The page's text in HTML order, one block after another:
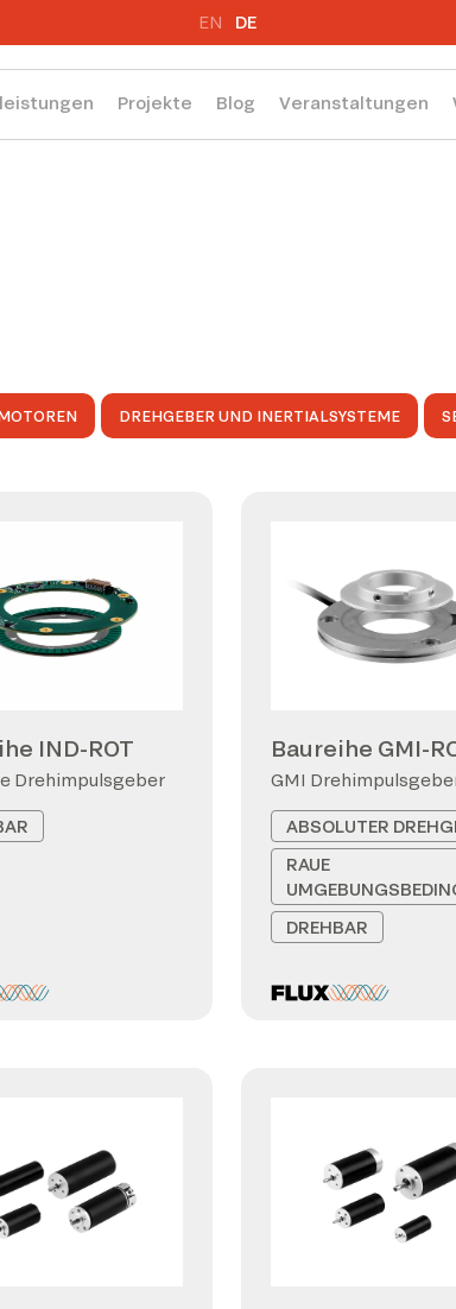
EN DE
Projekte Blog Veranstaltungen
DREHGEBER UND INERTIALSYSTEME
IND-ROT
Drehimpulsgeber
Baureihe GMI-
GMI
ABSOLUTER
RAUE
DREHBAR